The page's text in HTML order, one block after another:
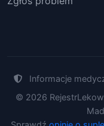
Informacje
© 2026